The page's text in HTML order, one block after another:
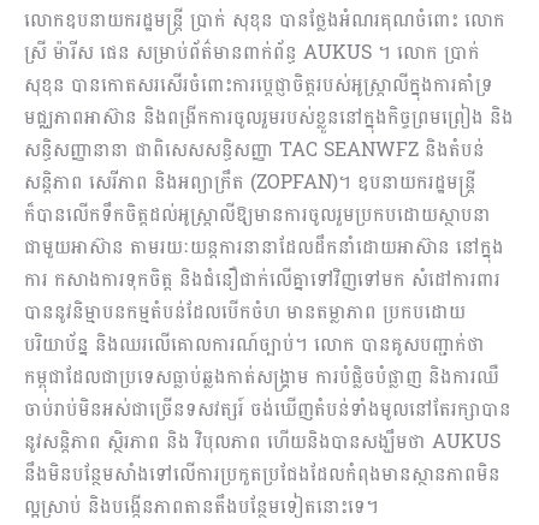
លោកឧបនាយករដ្ឋមន្រ្តី ប្រាក់ សុខុន បានថ្លែងអំណរគុណចំពោះ លោក
ស្រី ម៉ារីស ផេន សម្រាប់ព័ត៌មានពាក់ព័ន្ធ AUKUS ។ លោក ប្រាក់
សុខុន បានកោតសរសើរចំពោះការប្តេជ្ញាចិត្តរបស់អូស្រ្តាលីក្នុងការគាំទ្រ
មជ្ឈភាពអាស៊ាន និងពង្រីកការចូលរួមរបស់ខ្លួននៅក្នុងកិច្ចព្រមព្រៀង និង
សន្ធិសញ្ញានានា ជាពិសេសសន្ធិសញ្ញា TAC SEANWFZ និងតំបន់
សន្តិភាព សេរីភាព និងអព្យាក្រឹត (ZOPFAN)។ ឧបនាយករដ្ឋមន្រ្តី
ក៏បានលើកទឹកចិត្តដល់អូស្រ្តាលីឱ្យមានការចូលរួមប្រកបដោយស្ថាបនា
ជាមួយអាស៊ាន តាមរយៈយន្តការនានាដែលដឹកនាំដោយអាស៊ាន នៅក្នុង
ការ កសាងការទុកចិត្ត និងជំនឿជាក់លើគ្នាទៅវិញទៅមក សំដៅការពារ
បាននូវនិម្មាបនកម្មតំបន់ដែលបើកចំហ មានតម្លាភាព ប្រកបដោយ
បរិយាប័ន្ន និងឈរលើគោលការណ៍ច្បាប់។ លោក បានគូសបញ្ជាក់ថា
កម្ពុជាដែលជាប្រទេសធ្លាប់ឆ្លងកាត់សង្រ្គាម ការបំផ្លិចបំផ្លាញ និងការឈឺ
ចាប់រាប់មិនអស់ជាច្រើនទសវត្សរ៍ ចង់ឃើញតំបន់ទាំងមូលនៅតែរក្សាបាន
នូវសន្តិភាព ស្ថិរភាព និង វិបុលភាព ហើយនិងបានសង្ឃឹមថា AUKUS
នឹងមិនបន្ថែមសាំងទៅលើការប្រកួតប្រជែងដែលកំពុងមានស្ថានភាពមិន
ល្អស្រាប់ និងបង្កើនភាពតានតឹងបន្ថែមទៀតនោះទេ។